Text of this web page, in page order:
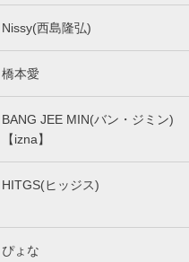
Nissy(西島隆弘)
橋本愛
BANG JEE MIN(バン・ジミン)
【izna】
HITGS(ヒッジス)
ぴょな